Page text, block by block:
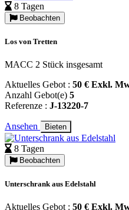
8 Tagen
Beobachten
Los von Tretten
MACC 2 Stück insgesamt
Aktuelles Gebot : 50 € Exkl.
Anzahl Gebot(e) 5
Referenze : J-13220-7
Ansehen Bieten
8 Tagen
Beobachten
Unterschrank aus Edelstahl
Aktuelles Gebot : 50 € Exkl.